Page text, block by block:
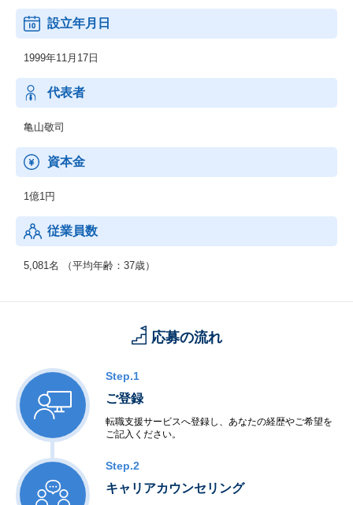
設立年月日
1999年11月17日
代表者
亀山敬司
資本金
1億1円
従業員数
5,081名 （平均年齢：37歳）
応募の流れ
Step.1
ご登録
転職支援サービスへ登録し、あなたの経歴やご希望を
ご記入ください。
Step.2
キャリアカウンセリング